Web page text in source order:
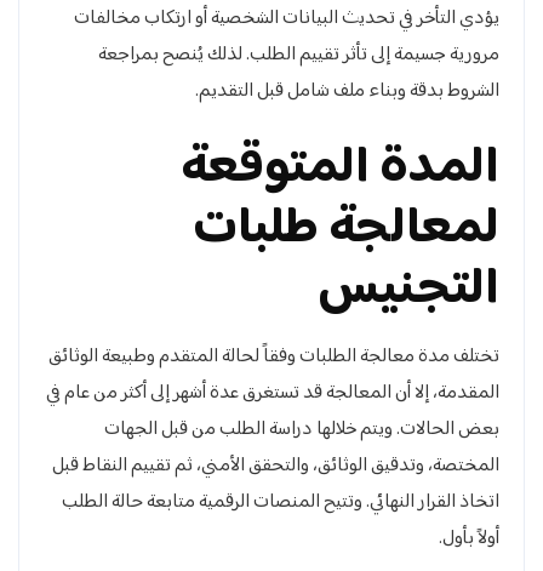
يؤدي التأخر في تحديث البيانات الشخصية أو ارتكاب مخالفات
مرورية جسيمة إلى تأثر تقييم الطلب. لذلك يُنصح بمراجعة
الشروط بدقة وبناء ملف شامل قبل التقديم.
المدة المتوقعة
لمعالجة طلبات
التجنيس
تختلف مدة معالجة الطلبات وفقاً لحالة المتقدم وطبيعة الوثائق
المقدمة، إلا أن المعالجة قد تستغرق عدة أشهر إلى أكثر من عام في
بعض الحالات. ويتم خلالها دراسة الطلب من قبل الجهات
المختصة، وتدقيق الوثائق، والتحقق الأمني، ثم تقييم النقاط قبل
اتخاذ القرار النهائي. وتتيح المنصات الرقمية متابعة حالة الطلب
أولاً بأول.